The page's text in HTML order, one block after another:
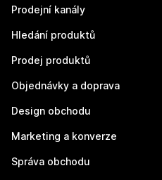
Prodejní kanály
Hledání produktů
Prodej produktů
Objednávky a doprava
Design obchodu
Marketing a konverze
Správa obchodu